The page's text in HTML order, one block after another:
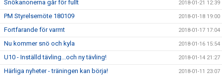
Snökanonerna går för fullt 2018-01-21 12:39
PM Styrelsemöte 180109 2018-01-18 19:00
Fortfarande för varmt 2018-01-17 17:04
Nu kommer snö och kyla 2018-01-16 15:54
U10 - Inställd tävling...och ny tävling! 2018-01-14 21:27
Härliga nyheter - träningen kan börja! 2018-01-11 23:07